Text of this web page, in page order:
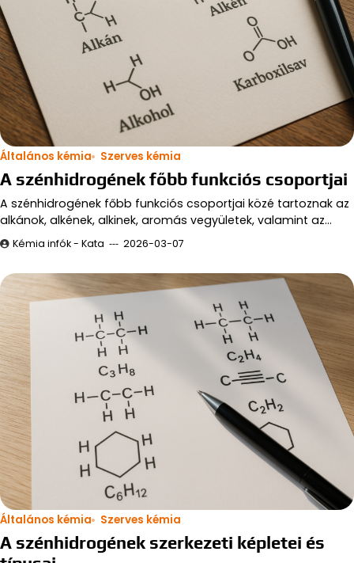
Általános kémia Szerves kémia
A szénhidrogének főbb funkciós csoportjai
A szénhidrogének főbb funkciós csoportjai közé tartoznak az
alkánok, alkének, alkinek, aromás vegyületek, valamint az…
Kémia infók - Kata 2026-03-07
Általános kémia Szerves kémia
A szénhidrogének szerkezeti képletei és